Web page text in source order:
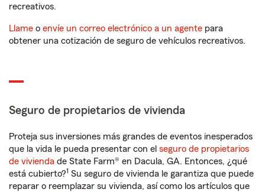
recreativos.
Llame o envíe un correo electrónico a un agente para
obtener una cotización de seguro de vehículos recreativos.
Seguro de propietarios de vivienda
Proteja sus inversiones más grandes de eventos inesperados
que la vida le pueda presentar con el seguro de propietarios
de vivienda de State Farm® en Dacula, GA. Entonces, ¿qué
está cubierto?1 Su seguro de vivienda le garantiza que puede
reparar o reemplazar su vivienda, así como los artículos que